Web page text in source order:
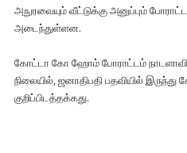
அநுரவையும் வீட்டுக்கு அனுப்பும்
அடைந்துள்ளன.
கோட்டா கோ ஹோம் போராட்டம் நாடளாவிய
நிலையில், ஜனாதிபதி பதவியில்
குறிப்பிடத்தக்கது.